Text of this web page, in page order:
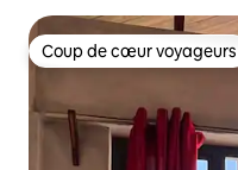
Coup de cœur voyageurs
Coup de cœur voyageurs